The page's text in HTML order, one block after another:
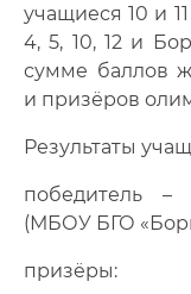
учащиеся 10 и
4, 5, 10, 12 и
сумме баллов
и призёров
Результаты
победитель –
(МБОУ БГО
призёры: